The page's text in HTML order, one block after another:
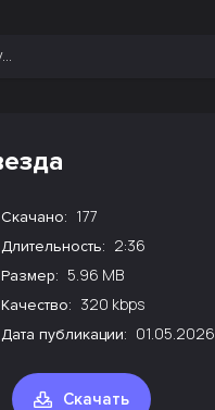
Скачано: 177
Длительность: 2:36
Размер: 5.96 MB
Качество: 320 kbps
Дата публикации: 01.05.2026
Скачать